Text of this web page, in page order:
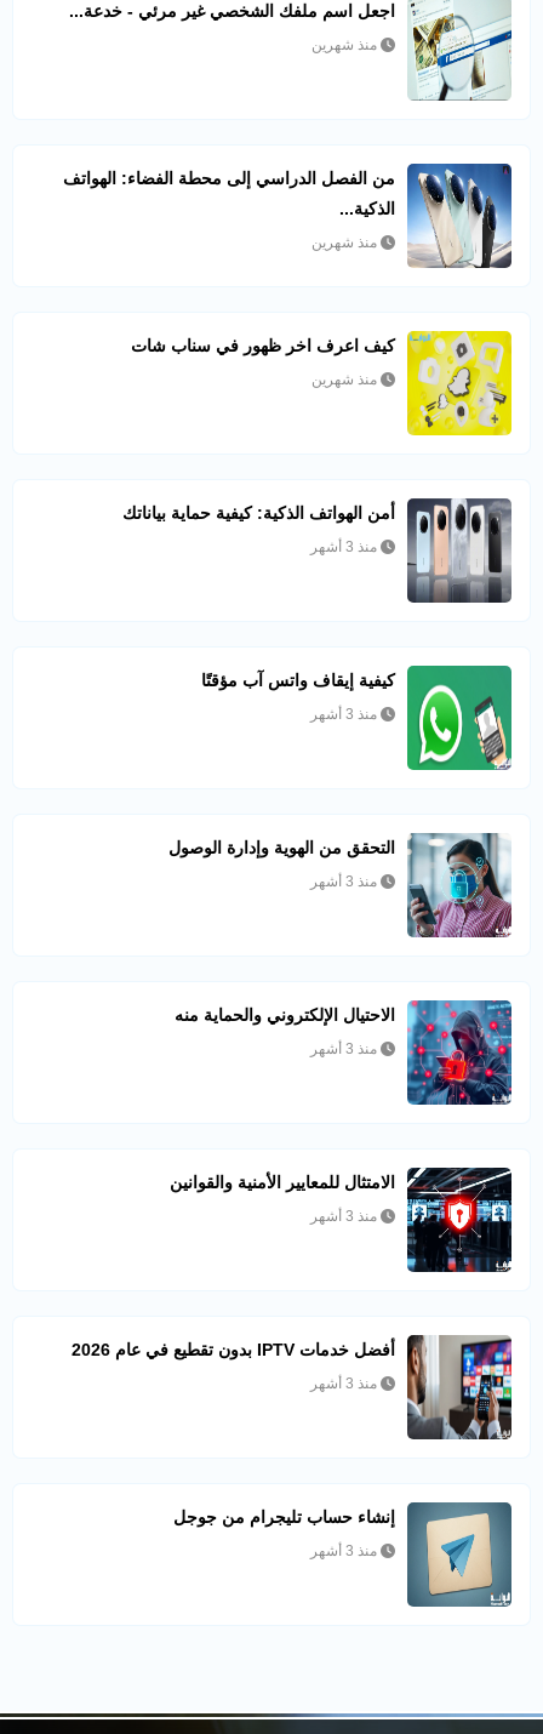
اجعل اسم ملفك الشخصي غير مرئي - خدعة...
منذ شهرين
من الفصل الدراسي إلى محطة الفضاء: الهواتف
الذكية...
منذ شهرين
كيف اعرف اخر ظهور في سناب شات​
منذ شهرين
أمن الهواتف الذكية: كيفية حماية بياناتك
منذ 3 أشهر
كيفية إيقاف واتس آب مؤقتًا
منذ 3 أشهر
التحقق من الهوية وإدارة الوصول
منذ 3 أشهر
الاحتيال الإلكتروني والحماية منه
منذ 3 أشهر
الامتثال للمعايير الأمنية والقوانين
منذ 3 أشهر
أفضل خدمات IPTV بدون تقطيع في عام 2026
منذ 3 أشهر
إنشاء حساب تليجرام من جوجل
منذ 3 أشهر